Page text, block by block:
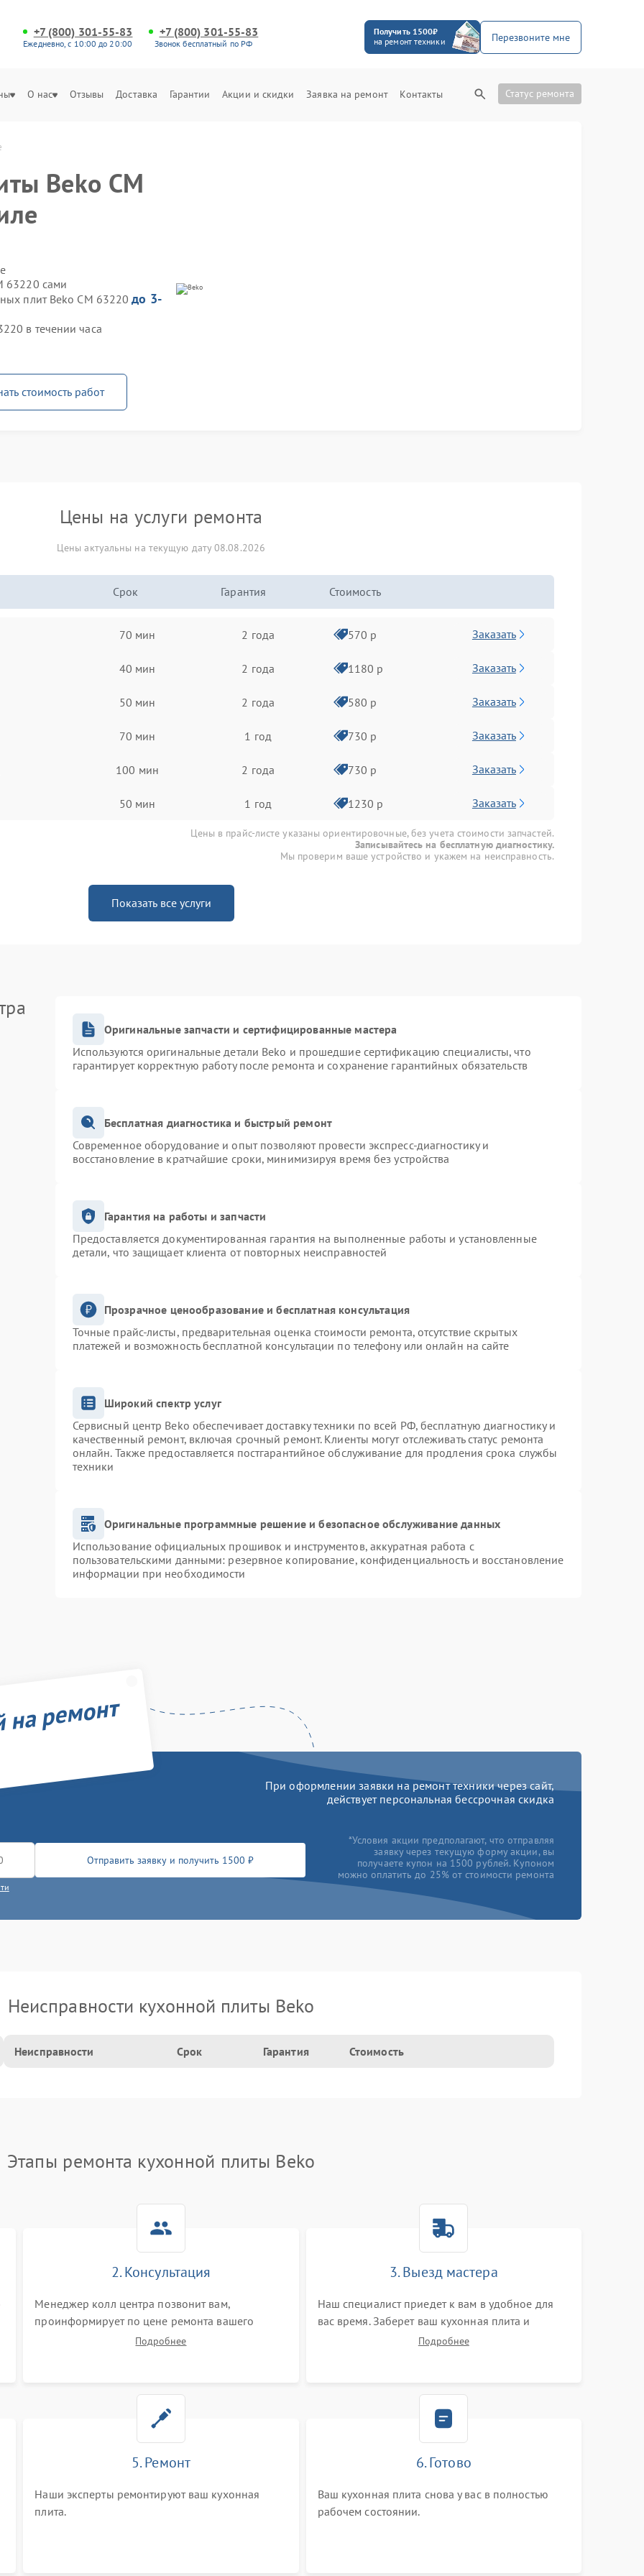
+7 (800) 301-55-83
Ежедневно, с 10:00 до 20:00
+7 (800) 301-55-83
Звонок бесплатный по РФ
Получить 1500₽
на ремонт техники
Перезвоните мне
О нас Отзывы Доставка Гарантии Акции и скидки Заявка на ремонт Контакты Статус ремонта
Beko CM
63220 сами
плит Beko CM 63220до 3-
в течении часа
стоимость работ
Цены на услуги ремонта
Цены актуальны на текущую дату 08.08.2026
Срок Гарантия Стоимость
70 мин 2 года 570 р Заказать
40 мин 2 года 1180 р Заказать
50 мин 2 года 580 р Заказать
70 мин 1 год 730 р Заказать
100 мин 2 года 730 р Заказать
50 мин 1 год 1230 р Заказать
Цены в прайс-листе указаны ориентировочные, без учета стоимости запчастей.
Записывайтесь на бесплатную диагностику.
Мы проверим ваше устройство и укажем на неисправность.
Показать все услуги
Оригинальные запчасти и сертифицированные мастера
Используются оригинальные детали Beko и прошедшие сертификацию специалисты, что
гарантирует корректную работу после ремонта и сохранение гарантийных обязательств
Бесплатная диагностика и быстрый ремонт
Современное оборудование и опыт позволяют провести экспресс-диагностику и
восстановление в кратчайшие сроки, минимизируя время без устройства
Гарантия на работы и запчасти
Предоставляется документированная гарантия на выполненные работы и установленные
детали, что защищает клиента от повторных неисправностей
Прозрачное ценообразование и бесплатная консультация
Точные прайс-листы, предварительная оценка стоимости ремонта, отсутствие скрытых
платежей и возможность бесплатной консультации по телефону или онлайн на сайте
Широкий спектр услуг
Сервисный центр Beko обеспечивает доставку техники по всей РФ, бесплатную диагностику и
качественный ремонт, включая срочный ремонт. Клиенты могут отслеживать статус ремонта
онлайн. Также предоставляется постгарантийное обслуживание для продления срока службы
техники
Оригинальные программные решение и безопасное обслуживание данных
Использование официальных прошивок и инструментов, аккуратная работа с
пользовательскими данными: резервное копирование, конфиденциальность и восстановление
информации при необходимости
ремонт
При оформлении заявки на ремонт техники через сайт,
действует персональная бессрочная скидка
Отправить заявку и получить 1500 ₽
*Условия акции предполагают, что отправляя
заявку через текущую форму акции, вы
получаете купон на 1500 рублей. Купоном
можно оплатить до 25% от стоимости ремонта
Неисправности кухонной плиты Beko
Неисправности Срок Гарантия Стоимость
Этапы ремонта кухонной плиты Beko
2. Консультация
Менеджер колл центра позвонит вам,
проинформирует по цене ремонта вашего
кухонной плиты а также ответит на все ваши
Подробнее
3. Выезд мастера
Наш специалист приедет к вам в удобное для
вас время. Заберет ваш кухонная плита и
привезет на склад для диагностики.
Подробнее
5. Ремонт
Наши эксперты ремонтируют ваш кухонная
плита.
6. Готово
Ваш кухонная плита снова у вас в полностью
рабочем состоянии.